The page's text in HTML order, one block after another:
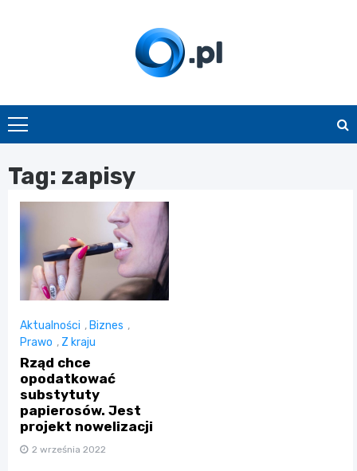
O.pl
Tag: zapisy
Aktualności , Biznes ,
Prawo , Z kraju
Rząd chce
opodatkować
substytuty
papierosów. Jest
projekt nowelizacji
2 września 2022